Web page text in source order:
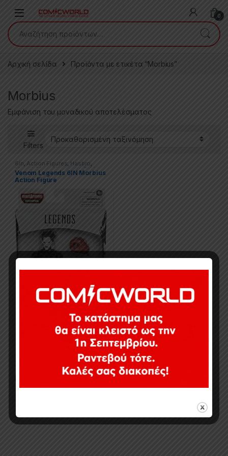
0
Αναζήτηση για:
Αρχική σελίδα Προϊόντα με ετικέτα “Morbius”
Morbius
Εμφάνιση του μοναδικού αποτελέσματος
Filters
6in,Action Figures, Hasbro,
Marvel Marvel Legends,Spider-
Man
Venom Legends 6IN Morbius
Action Figure